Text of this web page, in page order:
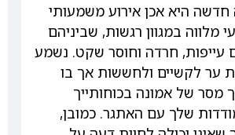
היא אכן אירוע משמעותי
מלווה במגוון רגשות, שביניהם
עייפות, חרדה וחוסר שקט. נשמע
ער לקשיים ולחששות אך בו
מסר של אמונה בכוחותייך
שלך עם האתגר. כמובן,